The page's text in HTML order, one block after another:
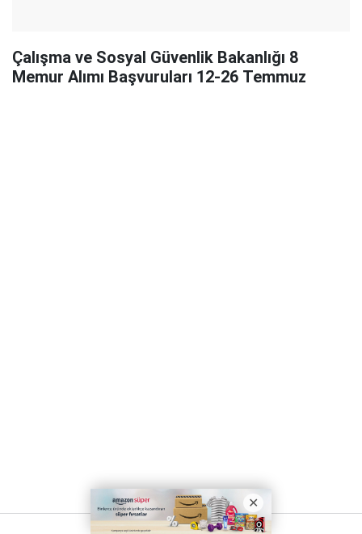
Çalışma ve Sosyal Güvenlik Bakanlığı 8
Memur Alımı Başvuruları 12-26 Temmuz